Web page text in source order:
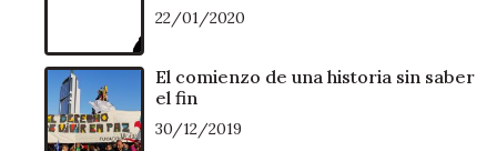
22/01/2020
El comienzo de una historia sin saber
el fin
30/12/2019